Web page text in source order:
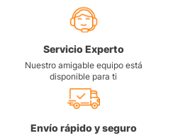
Servicio Experto
Nuestro amigable equipo está
disponible para ti
Envío rápido y seguro